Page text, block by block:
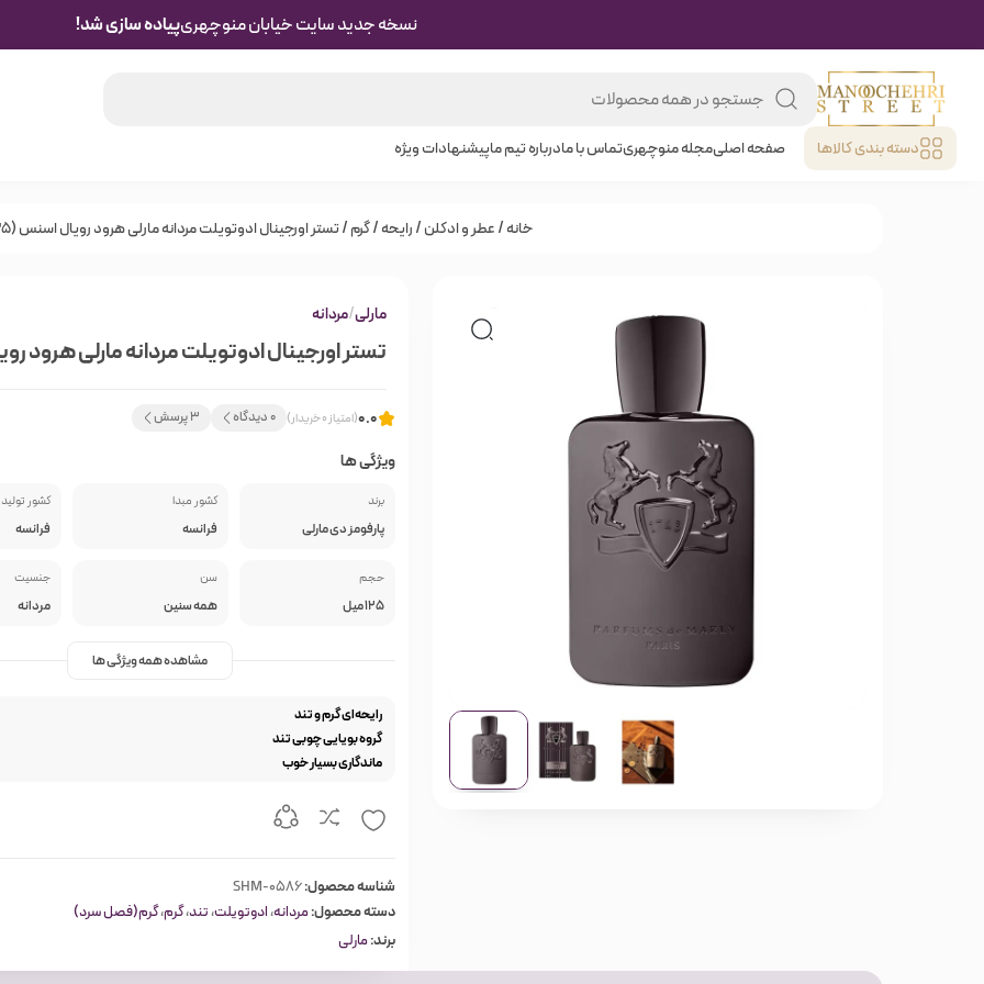
نسخه جدید سایت خیابان منوچهریپیاده سازی شد!
دسته بندی کالا‌ها صفحه اصلیمجله منوچهریتماس با مادرباره تیم ماپیشنهادات ویژه
خانه/عطر و ادکلن/رایحه/گرم/ تستر اورجینال ادوتویلت مردانه مارلی هرود رویال اسنس (125میل)
مارلی/مردانه
تستر اورجینال ادوتویلت مردانه مارلی هرود رویال
0.0(امتیاز 0 خریدار) 0 دیدگاه 3 پرسش
ویژگی ها
برند
پارفومز دی مارلی
کشور مبدا
فرانسه
کشور
فرانسه
حجم
125 میل
سن
همه سنین
جنسیت
مردانه
مشاهده همه ویژگی ها
رایحه‌ای گرم و تند
گروه بویایی چوبی تند
ماندگاری بسیار خوب
شناسه محصول:SHM-0586
دسته محصول:مردانه،ادوتویلت،تند،گرم،گرم(فصل سرد)
برند:مارلی